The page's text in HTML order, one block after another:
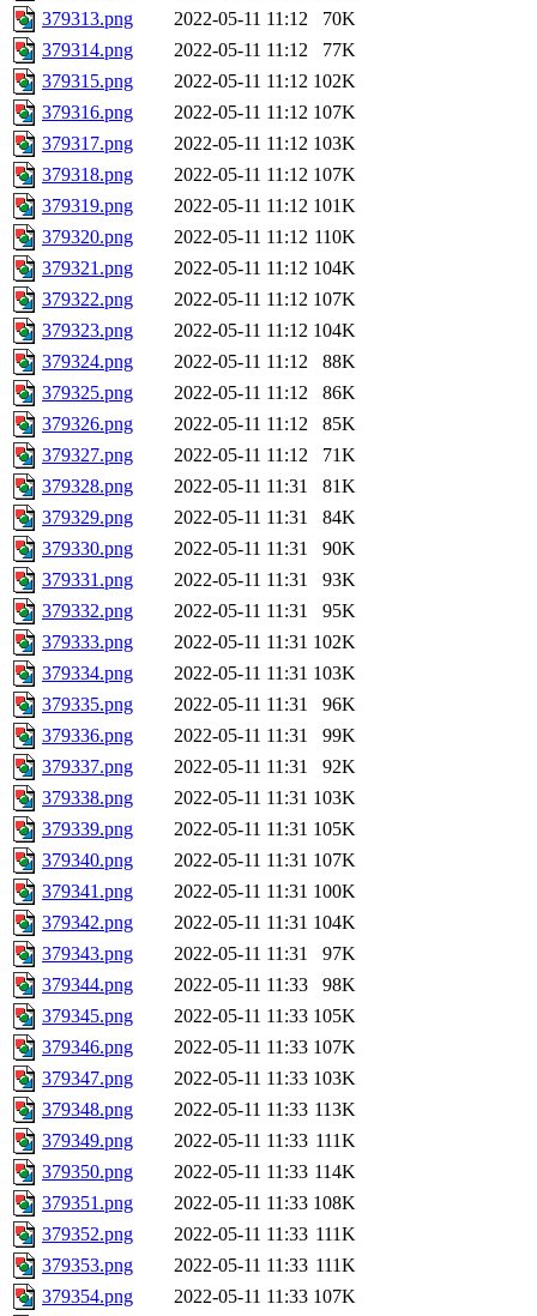
379313.png
2022-05-11 11:12
70K
379314.png
2022-05-11 11:12
77K
379315.png
2022-05-11 11:12 102K
379316.png
2022-05-11 11:12 107K
379317.png
2022-05-11 11:12 103K
379318.png
2022-05-11 11:12 107K
379319.png
2022-05-11 11:12 101K
379320.png
2022-05-11 11:12 110K
379321.png
2022-05-11 11:12 104K
379322.png
2022-05-11 11:12 107K
379323.png
2022-05-11 11:12 104K
379324.png
2022-05-11 11:12
88K
379325.png
2022-05-11 11:12
86K
379326.png
2022-05-11 11:12
85K
379327.png
2022-05-11 11:12
71K
379328.png
2022-05-11 11:31
81K
379329.png
2022-05-11 11:31
84K
379330.png
2022-05-11 11:31
90K
379331.png
2022-05-11 11:31
93K
379332.png
2022-05-11 11:31
95K
379333.png
2022-05-11 11:31 102K
379334.png
2022-05-11 11:31 103K
379335.png
2022-05-11 11:31
96K
379336.png
2022-05-11 11:31
99K
379337.png
2022-05-11 11:31
92K
379338.png
2022-05-11 11:31 103K
379339.png
2022-05-11 11:31 105K
379340.png
2022-05-11 11:31 107K
379341.png
2022-05-11 11:31 100K
379342.png
2022-05-11 11:31 104K
379343.png
2022-05-11 11:31
97K
379344.png
2022-05-11 11:33
98K
379345.png
2022-05-11 11:33 105K
379346.png
2022-05-11 11:33 107K
379347.png
2022-05-11 11:33 103K
379348.png
2022-05-11 11:33 113K
379349.png
2022-05-11 11:33 111K
379350.png
2022-05-11 11:33 114K
379351.png
2022-05-11 11:33 108K
379352.png
2022-05-11 11:33 111K
379353.png
2022-05-11 11:33 111K
379354.png
2022-05-11 11:33 107K